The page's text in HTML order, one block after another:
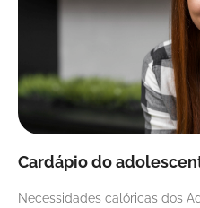
Cardápio do
Necessidades calóricas dos